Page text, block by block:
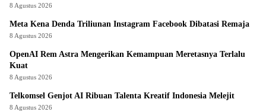
8 Agustus 2026
Meta Kena Denda Triliunan Instagram Facebook Dibatasi Remaja
8 Agustus 2026
OpenAI Rem Astra Mengerikan Kemampuan Meretasnya Terlalu
Kuat
8 Agustus 2026
Telkomsel Genjot AI Ribuan Talenta Kreatif Indonesia Melejit
8 Agustus 2026